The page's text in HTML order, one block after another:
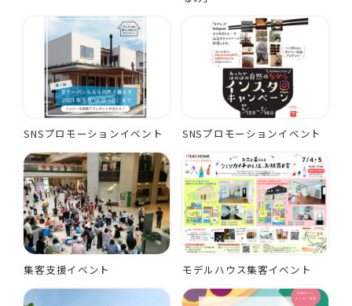
SNSプロモーションイベント SNSプロモーションイベント
集客支援イベント モデルハウス集客イベント